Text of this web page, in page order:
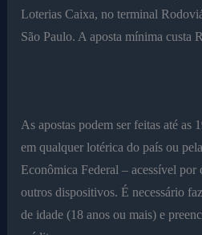
Loterias Caixa, no terminal
São Paulo. A aposta mínima custa
As apostas podem ser feitas até as
em qualquer lotérica do país ou
Econômica Federal – acessível
outros dispositivos. É necessário
de idade (18 anos ou mais) e